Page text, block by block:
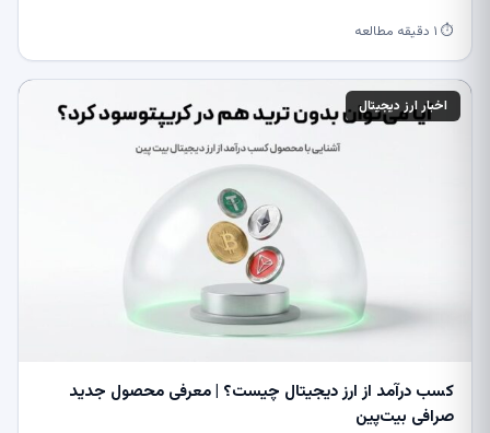
⏱ ۱ دقیقه مطالعه
اخبار ارز دیجیتال
کسب درآمد از ارز دیجیتال چیست؟ | معرفی محصول جدید
صرافی بیت‌پین